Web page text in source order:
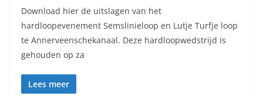
Download hier de uitslagen van het
hardloopevenement Semslinieloop en Lutje Turfje loop
te Annerveenschekanaal. Deze hardloopwedstrijd is
gehouden op za
Lees meer